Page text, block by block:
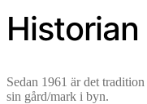
Sedan 1961 är det
sin gård/mark i byn.